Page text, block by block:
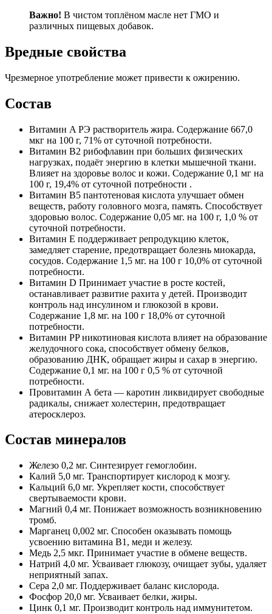
Важно! В чистом топлёном масле нет ГМО и
различных пищевых добавок.
Вредные свойства
Чрезмерное употребление может привести к ожирению.
Состав
Витамин A РЭ растворитель жира. Содержание 667,0
мкг на 100 г, 71% от суточной потребности.
Витамин B2 рибофлавин при больших физических
нагрузках, подаёт энергию в клетки мышечной ткани.
Влияет на здоровье волос и кожи. Содержание 0,1 мг на
100 г, 19,4% от суточной потребности .
Витамин B5 пантотеновая кислота улучшает обмен
веществ, работу головного мозга, память. Способствует
здоровью волос. Содержание 0,05 мг. на 100 г, 1,0 % от
суточной потребности.
Витамин E поддерживает репродукцию клеток,
замедляет старение, предотвращает болезнь миокарда,
сосудов. Содержание 1,5 мг. на 100 г 10,0% от суточной
потребности.
Витамин D Принимает участие в росте костей,
останавливает развитие рахита у детей. Производит
контроль над инсулином и глюкозой в крови.
Содержание 1,8 мг. на 100 г 18,0% от суточной
потребности.
Витамин PP никотиновая кислота влияет на образование
желудочного сока, способствует обмену белков,
образованию ДНК, обращает жиры и сахар в энергию.
Содержание 0,1 мг. на 100 г 0,5 % от суточной
потребности.
Провитамин А бета — каротин ликвидирует свободные
радикалы, снижает холестерин, предотвращает
атеросклероз.
Состав минералов
Железо 0,2 мг. Синтезирует гемоглобин.
Калий 5,0 мг. Транспортирует кислород к мозгу.
Кальций 6,0 мг. Укрепляет кости, способствует
свертываемости крови.
Магний 0,4 мг. Понижает возможность возникновению
тромб.
Марганец 0,002 мг. Способен оказывать помощь
усвоению витамина В1, меди и железу.
Медь 2,5 мкг. Принимает участие в обмене веществ.
Натрий 4,0 мг. Усваивает глюкозу, очищает зубы, удаляет
неприятный запах.
Сера 2,0 мг. Поддерживает баланс кислорода.
Фосфор 20,0 мг. Усваивает белки, жиры.
Цинк 0,1 мг. Производит контроль над иммунитетом.